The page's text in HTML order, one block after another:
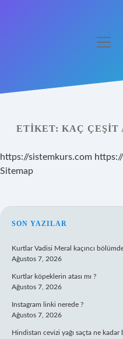
Yasal Uyarı
Hakkımızda
ETIKET: KAÇ ÇEŞIT
https://sistemkurs.com
Sitemap
SIDEBAR
SON YAZILAR
Kurtlar Vadisi Meral kaçıncı
Ağustos 7, 2026
Kurtlar köpeklerin atası mı ?
Ağustos 7, 2026
Instagram linki nerede ?
Ağustos 7, 2026
Hindistan cevizi yağı saçta ne kadar